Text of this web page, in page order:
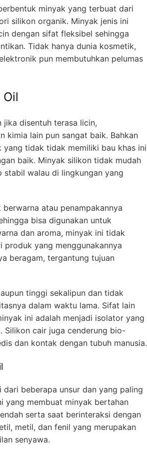
minyak yang terbuat dari
silikon organik. Minyak jenis ini
dengan sifat fleksibel sehingga
Tidak hanya dunia kosmetik,
pun membutuhkan pelumas
jika disentuh terasa licin,
kimia lain pun sangat baik. Bahkan
yang tidak tidak memiliki bau khas ini
baik. Minyak silikon tidak mudah
stabil walau di lingkungan yang
atau penampakannya
bisa digunakan untuk
dan aroma, minyak ini tidak
produk yang menggunakannya
beragam, tergantung tujuan
tinggi sekalipun dan tidak
dalam waktu lama. Sifat lain
ini adalah menjadi isolator yang
Silikon cair juga cenderung bio-
dan kontak dengan tubuh manusia.
beberapa unsur dan yang paling
yang membuat minyak bertahan
serta saat berinteraksi dengan
metil, dan fenil yang merupakan
senyawa.